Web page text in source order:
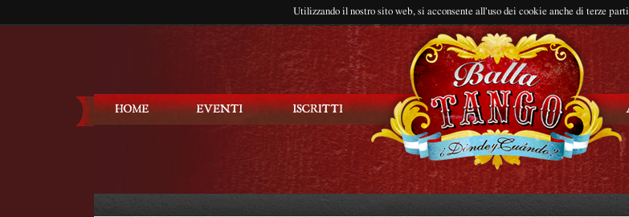
Utilizzando il nostro sito web, si acconsente all'uso dei cookie anche di terze parti